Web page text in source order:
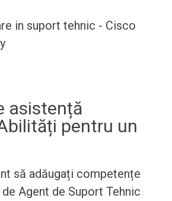
in suport tehnic - Cisco
asistență
pentru un
să adăugați competențe
de Agent de Suport Tehnic